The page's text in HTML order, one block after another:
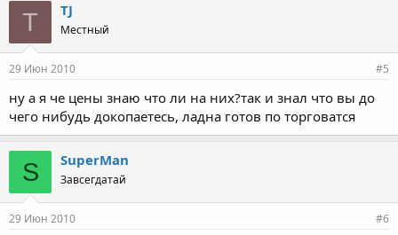
T TJ
Местный
29 Июн 2010 #5
ну а я че цены знаю что ли на них?так и знал что вы до
чего нибудь докопаетесь, ладна готов по торговатся
S SuperMan
Завсегдатай
29 Июн 2010 #6